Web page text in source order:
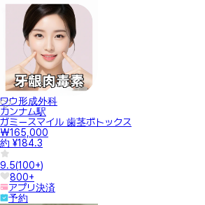
ワウ形成外科
カンナム駅
ガミースマイル 歯茎ボトックス
₩165,000
約 ¥184.3
9.5(100+)
800+
アプリ決済
予約